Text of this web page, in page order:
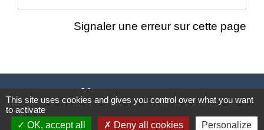
Signaler une erreur sur cette page
Nous contacter
Commune de Puylaurens
This site uses cookies and gives you control over what you want
to activate
OK, accept all
Deny all cookies Personalize